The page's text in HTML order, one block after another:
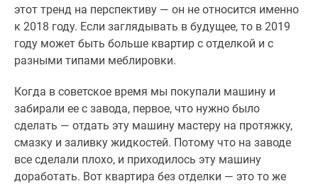
этот тренд на перспективу — он не относится именно
к 2018 году. Если заглядывать в будущее, то в 2019
году может быть больше квартир с отделкой и с
разными типами меблировки.
Когда в советское время мы покупали машину и
забирали ее с завода, первое, что нужно было
сделать — отдать эту машину мастеру на протяжку,
смазку и заливку жидкостей. Потому что на заводе
все сделали плохо, и приходилось эту машину
доработать. Вот квартира без отделки — это то же